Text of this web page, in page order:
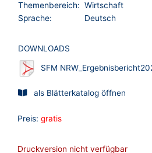
Themenbereich: Wirtschaft
Sprache:
Deutsch
DOWNLOADS
SFM
als Blätterkatalog öffnen
Preis: gratis
Druckversion nicht verfügbar